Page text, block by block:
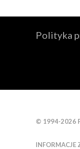
Polityka
© 1994-2026
INFORMACJE